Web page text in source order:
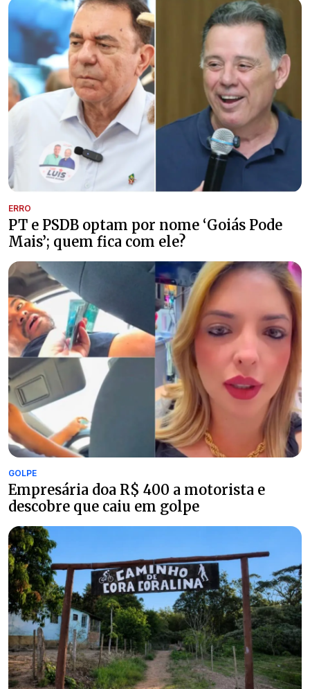
ERRO
PT e PSDB optam por nome ‘Goiás Pode
Mais’; quem fica com ele?
GOLPE
Empresária doa R$ 400 a motorista e
descobre que caiu em golpe